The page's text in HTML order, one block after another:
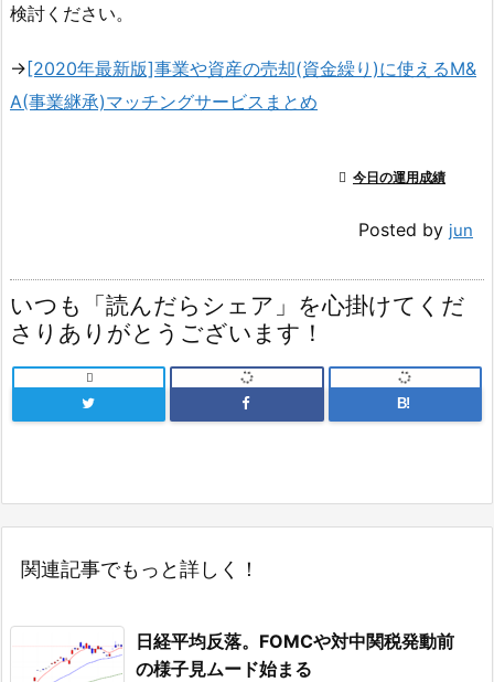
検討ください。
→ [2020年最新版]事業や資産の売却(資金繰り)に使えるM&
A(事業継承)マッチングサービスまとめ
 今日の運用成績
Posted by jun
いつも「読んだらシェア」を心掛けてくだ
さりありがとうございます！

B!
関連記事でもっと詳しく！
日経平均反落。FOMCや対中関税発動前
の様子見ムード始まる